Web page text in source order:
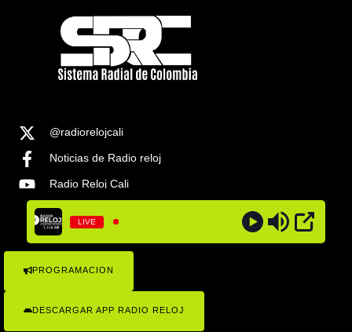
@radiorelojcali
Noticias de Radio reloj
Radio Reloj Cali
@radiorelojcali
Noticias Radio Reloj Cali
COPYRIGHT © 2023 RADIO RELOJ 1.1100AM , TODOS LOS
LIVE
PROGRAMACION
DESCARGAR APP RADIO RELOJ